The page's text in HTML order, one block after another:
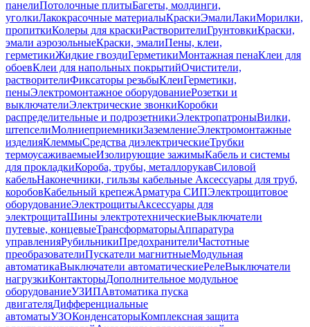
панелиПотолочные плитыБагеты, молдинги,
уголкиЛакокрасочные материалыКраскиЭмалиЛакиМорилки,
пропиткиКолеры для краскиРастворителиГрунтовкиКраски,
эмали аэрозольныеКраски, эмалиПены, клеи,
герметикиЖидкие гвоздиГерметикиМонтажная пенаКлеи для
обоевКлеи для напольных покрытийОчистители,
растворителиФиксаторы резьбыКлеиГерметики,
пеныЭлектромонтажное оборудованиеРозетки и
выключателиЭлектрические звонкиКоробки
распределительные и подрозетникиЭлектропатроныВилки,
штепселиМолниеприемникиЗаземлениеЭлектромонтажные
изделияКлеммыСредства диэлектрическиеТрубки
термоусаживаемыеИзолирующие зажимыКабель и системы
для прокладкиКороба, трубы, металлорукавСиловой
кабельНаконечники, гильзы кабельные Аксессуары для труб,
коробовКабельный крепежАрматура СИПЭлектрощитовое
оборудованиеЭлектрощитыАксессуары для
электрощитаШины электротехническиеВыключатели
путевые, концевыеТрансформаторыАппаратура
управленияРубильникиПредохранителиЧастотные
преобразователиПускатели магнитныеМодульная
автоматикаВыключатели автоматическиеРелеВыключатели
нагрузкиКонтакторыДополнительное модульное
оборудованиеУЗИПАвтоматика пуска
двигателяДифференциальные
автоматыУЗОКонденсаторыКомплексная защита